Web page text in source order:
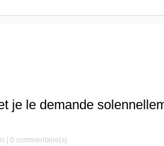
je le demande
| 0 commentaire(s)